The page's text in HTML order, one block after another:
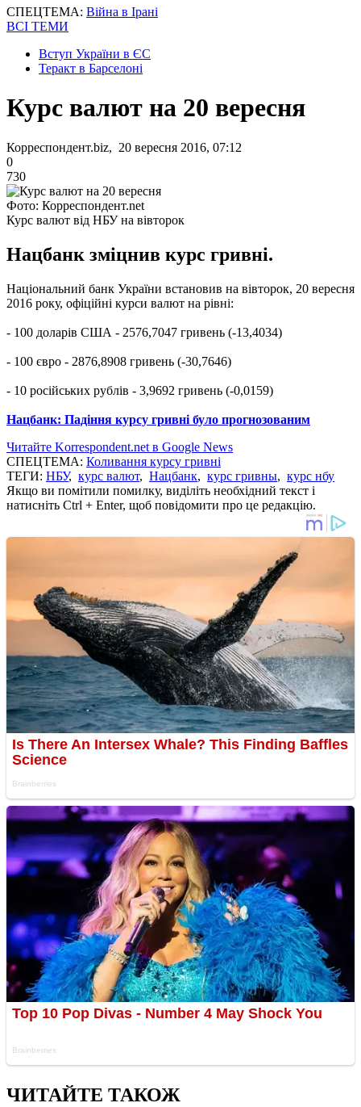
СПЕЦТЕМА: Війна в Ірані
ВСІ ТЕМИ
Вступ України в ЄС
Теракт в Барселоні
Курс валют на 20 вересня
Корреспондент.biz, 20 вересня 2016, 07:12
0
730
Фото: Корреспондент.net
Курс валют від НБУ на вівторок
Нацбанк зміцнив курс гривні.
Національний банк України встановив на вівторок, 20 вересня
2016 року, офіційні курси валют на рівні:
- 100 доларів США - 2576,7047 гривень (-13,4034)
- 100 євро - 2876,8908 гривень (-30,7646)
- 10 російських рублів - 3,9692 гривень (-0,0159)
Нацбанк: Падіння курсу гривні було прогнозованим
Читайте Korrespondent.net в Google News
СПЕЦТЕМА: Коливання курсу гривні
ТЕГИ: НБУ, курс валют, Нацбанк, курс гривны, курс нбу
Якщо ви помітили помилку, виділіть необхідний текст і
натисніть Ctrl + Enter, щоб повідомити про це редакцію.
ЧИТАЙТЕ ТАКОЖ